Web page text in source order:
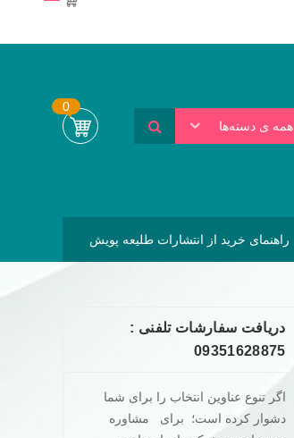
همه ی دسته‌ها
0
راهنمای خرید از انتشارات طلیعه پویش
دریافت سفارشات تلفنی :
09351628875
اگر تنوع عناوین انتخاب را برای شما
دشوار کرده است؛ برای مشاوره